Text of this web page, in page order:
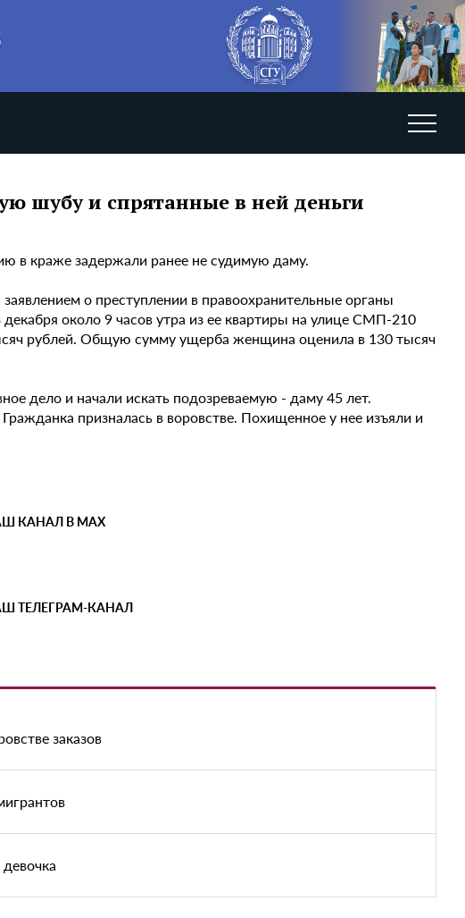
шубу и спрятанные в ней деньги
в краже задержали ранее не судимую даму.
о преступлении в правоохранительные органы
около 9 часов утра из ее квартиры на улице СМП-210
рублей. Общую сумму ущерба женщина оценила в 130 тысяч
дело и начали искать подозреваемую - даму 45 лет.
призналась в воровстве. Похищенное у нее изъяли и
КАНАЛ В MAX
ТЕЛЕГРАМ-КАНАЛ
заказов